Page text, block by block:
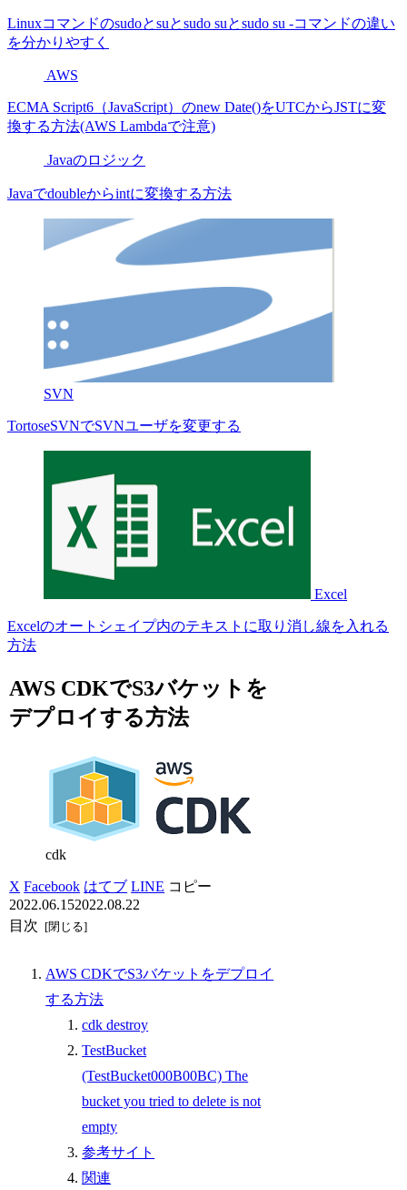
Linuxコマンドのsudoとsuとsudo suとsudo su -コマンドの違い
を分かりやすく
AWS
ECMA Script6（JavaScript）のnew Date()をUTCからJSTに変
換する方法(AWS Lambdaで注意)
Javaのロジック
Javaでdoubleからintに変換する方法
SVN
TortoseSVNでSVNユーザを変更する
Excel
Excelのオートシェイプ内のテキストに取り消し線を入れる
方法
AWS CDKでS3バケットを
デプロイする方法
cdk
X Facebook はてブ LINE コピー
2022.06.152022.08.22
目次
AWS CDKでS3バケットをデプロイ
する方法
cdk destroy
TestBucket
(TestBucket000B00BC) The
bucket you tried to delete is not
empty
参考サイト
関連